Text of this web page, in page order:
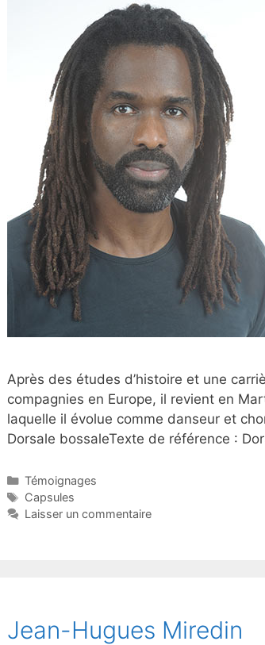
Après des études d’histoire et une
compagnies en Europe, il revient en
laquelle il évolue comme danseur et
Dorsale bossaleTexte de référence :
Catégories
Témoignages
Étiquettes
Capsules
Laisser un commentaire
Jean-Hugues Miredin